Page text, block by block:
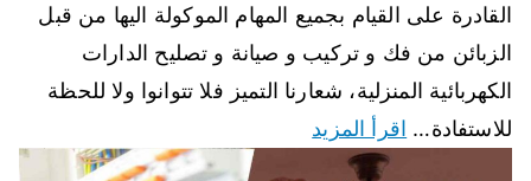
القادرة على القيام بجميع المهام الموكولة اليها من قبل
الزبائن من فك و تركيب و صيانة و تصليح الدارات
الكهربائية المنزلية، شعارنا التميز فلا تتوانوا ولا للحظة
للاستفادة… اقرأ المزيد